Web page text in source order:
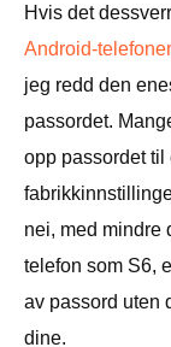
Hvis det
Android-
jeg redd den
passordet.
opp passordet til
nei, med mindre
telefon som S6,
av passord uten
dine.